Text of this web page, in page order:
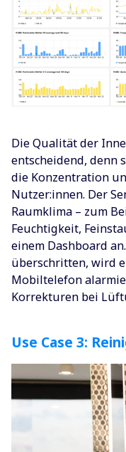
Die Qualität der
entscheidend, denn
die Konzentration
Nutzer:innen. Der
Raumklima – zum
Feuchtigkeit,
einem Dashboard
überschritten, wird
Mobiltelefon
Korrekturen bei
Use Case 3: